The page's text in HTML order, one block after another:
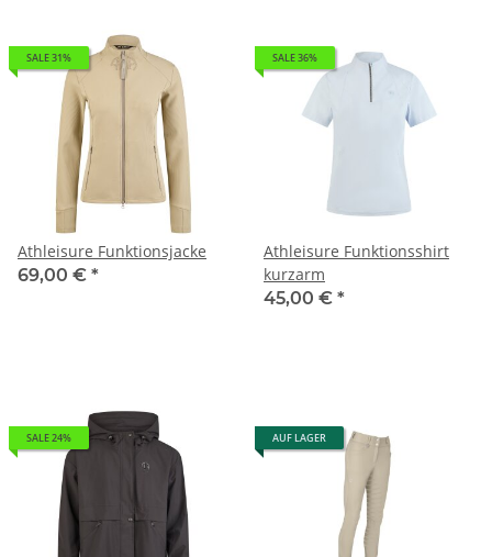
SALE 31%
Athleisure Funktionsjacke
69,00 € *
SALE 36%
Athleisure Funktionsshirt
kurzarm
45,00 € *
SALE 24% AUF LAGER